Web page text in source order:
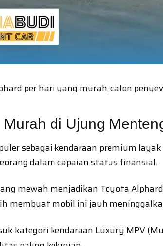
per hari yang murah, calon
di Ujung
sebagai kendaraan premium
dalam capaian status finansial.
mewah menjadikan Toyota
membuat mobil ini jauh
kategori kendaraan Luxury MPV